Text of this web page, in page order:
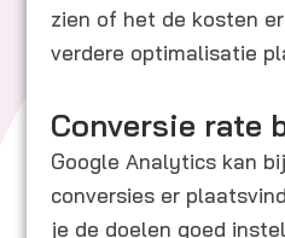
zien of het de kosten
verdere optimalisatie
Conversie rate
Google Analytics kan
conversies er
je de doelen goed